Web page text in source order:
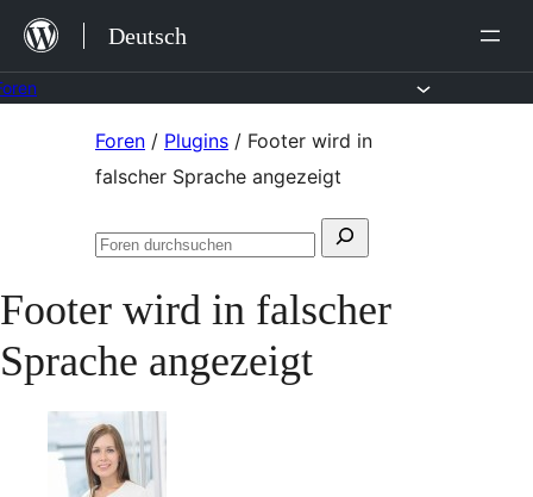
Zum
Inhalt
springen
Deutsch
Foren / Plugins / Footer wird in
falscher Sprache angezeigt
Suchen
Foren
Footer wird in falscher
Sprache angezeigt